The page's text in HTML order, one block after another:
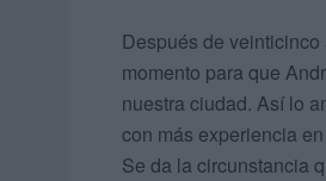
Después de
momento para que
nuestra ciudad. Así lo
con más experiencia
Se da la circunstancia